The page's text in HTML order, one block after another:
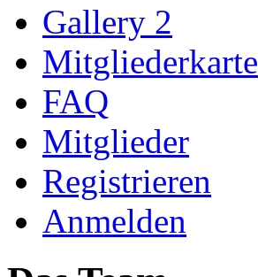
Gallery 2
Mitgliederkarte
FAQ
Mitglieder
Registrieren
Anmelden